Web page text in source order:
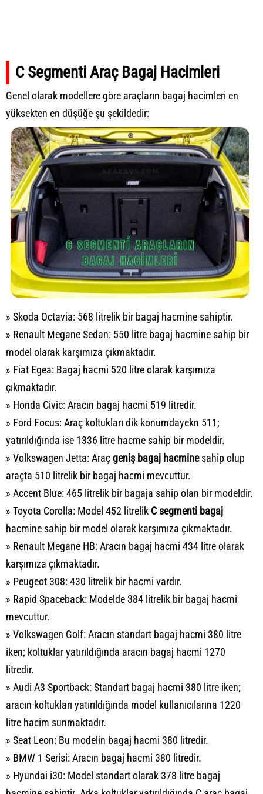
C Segmenti Araç Bagaj Hacimleri
Genel olarak modellere göre araçların bagaj hacimleri en
yüksekten en düşüğe şu şekildedir:
» Skoda Octavia: 568 litrelik bir bagaj hacmine sahiptir.
» Renault Megane Sedan: 550 litre bagaj hacmine sahip bir
model olarak karşımıza çıkmaktadır.
» Fiat Egea: Bagaj hacmi 520 litre olarak karşımıza
çıkmaktadır.
» Honda Civic: Aracın bagaj hacmi 519 litredir.
» Ford Focus: Araç koltukları dik konumdayekn 511;
yatırıldığında ise 1336 litre hacme sahip bir modeldir.
» Volkswagen Jetta: Araçgeniş bagaj hacminesahip olup
araçta 510 litrelik bir bagaj hacmi mevcuttur.
» Accent Blue: 465 litrelik bir bagaja sahip olan bir modeldir.
» Toyota Corolla: Model 452 litrelik C segmenti bagaj
hacmine sahip bir model olarak karşımıza çıkmaktadır.
» Renault Megane HB: Aracın bagaj hacmi 434 litre olarak
karşımıza çıkmaktadır.
» Peugeot 308: 430 litrelik bir hacmi vardır.
» Rapid Spaceback: Modelde 384 litrelik bir bagaj hacmi
mevcuttur.
» Volkswagen Golf: Aracın standart bagaj hacmi 380 litre
iken; koltuklar yatırıldığında aracın bagaj hacmi 1270
litredir.
» Audi A3 Sportback: Standart bagaj hacmi 380 litre iken;
aracın koltukları yatırıldığında model kullanıcılarına 1220
litre hacim sunmaktadır.
» Seat Leon: Bu modelin bagaj hacmi 380 litredir.
» BMW 1 Serisi: Aracın bagaj hacmi 380 litredir.
» Hyundai i30: Model standart olarak 378 litre bagaj